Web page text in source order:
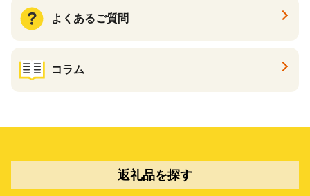
よくあるご質問
コラム
返礼品を探す